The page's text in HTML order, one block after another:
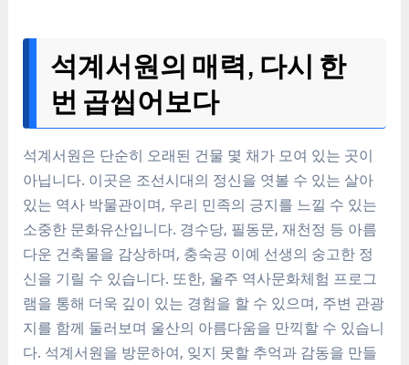
석계서원의 매력, 다시 한
번 곱씹어보다
석계서원은 단순히 오래된 건물 몇 채가 모여 있는 곳이
아닙니다. 이곳은 조선시대의 정신을 엿볼 수 있는 살아
있는 역사 박물관이며, 우리 민족의 긍지를 느낄 수 있는
소중한 문화유산입니다. 경수당, 필동문, 재천정 등 아름
다운 건축물을 감상하며, 충숙공 이예 선생의 숭고한 정
신을 기릴 수 있습니다. 또한, 울주 역사문화체험 프로그
램을 통해 더욱 깊이 있는 경험을 할 수 있으며, 주변 관광
지를 함께 둘러보며 울산의 아름다움을 만끽할 수 있습니
다. 석계서원을 방문하여, 잊지 못할 추억과 감동을 만들